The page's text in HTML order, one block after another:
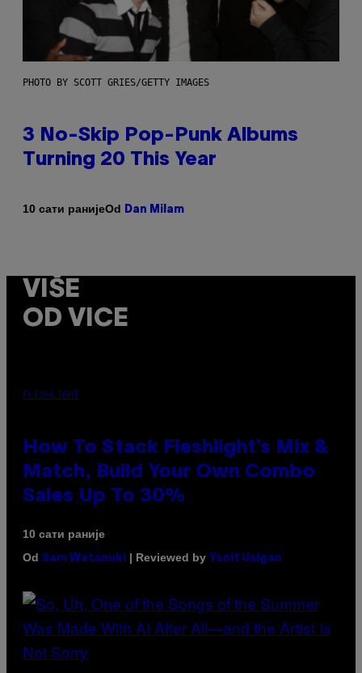
PHOTO BY SCOTT GRIES/GETTY IMAGES
3 No-Skip Pop-Punk Albums
Turning 20 This Year
10 сати ранијеOd Dan Milam
VIŠE
OD VICE
FLESHLIGHT
How To Stack Fleshlight’s Mix &
Match, Build Your Own Combo
Sales Up To 30%
10 сати раније
Od Sam Watanuki | Reviewed by Ysolt Usigan